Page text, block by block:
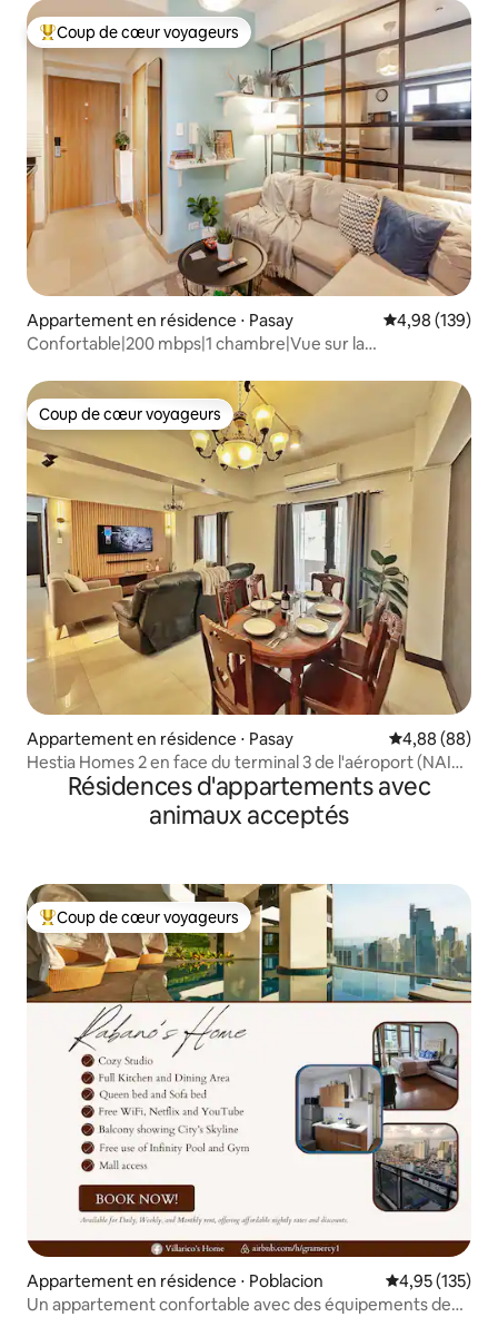
Coups de cœur voyageurs les plus appréciés
Coup de cœur voyageurs
Appartement en résidence ⋅ Pasay Évaluation
4,98 (139)
Confortable|200 mbps|1 chambre|Vue sur la
Coup de cœur voyageurs
Coup de cœur voyageurs
Appartement en résidence ⋅ Pasay Évaluation
4,88 (88)
Hestia Homes 2 en face du terminal 3 de l'aéroport (NAIA
Résidences d'appartements avec
animaux acceptés
Coups de cœur voyageurs les plus appréciés
Coup de cœur voyageurs
Appartement en résidence ⋅ Poblacion Évaluation
4,95 (135)
Un appartement confortable avec des équipements de